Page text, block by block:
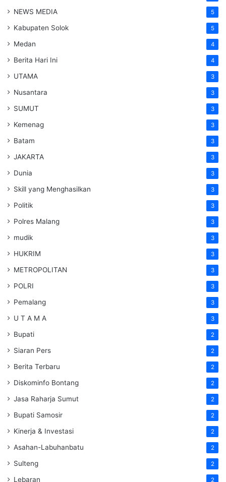
NEWS MEDIA 5
Kabupaten Solok 5
Medan 4
Berita Hari Ini 4
UTAMA 3
Nusantara 3
SUMUT 3
Kemenag 3
Batam 3
JAKARTA 3
Dunia 3
Skill yang Menghasilkan 3
Politik 3
Polres Malang 3
mudik 3
HUKRIM 3
METROPOLITAN 3
POLRI 3
Pemalang 3
U T A M A 3
Bupati 2
Siaran Pers 2
Berita Terbaru 2
Diskominfo Bontang 2
Jasa Raharja Sumut 2
Bupati Samosir 2
Kinerja & Investasi 2
Asahan-Labuhanbatu 2
Sulteng 2
Lebaran 2